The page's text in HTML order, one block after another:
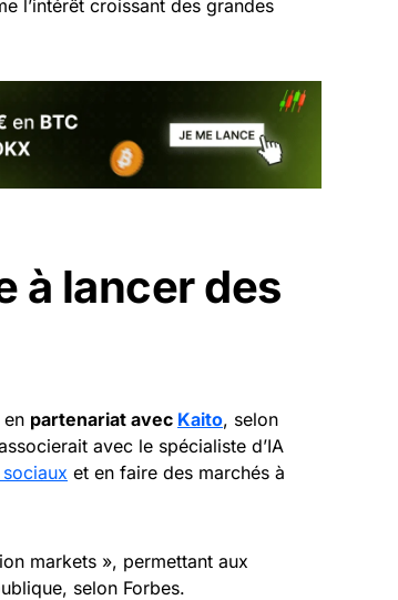
l’intérêt croissant des grandes
à lancer des
en partenariat avec Kaito, selon
avec le spécialiste d’IA
et en faire des marchés à
markets », permettant aux
selon Forbes.